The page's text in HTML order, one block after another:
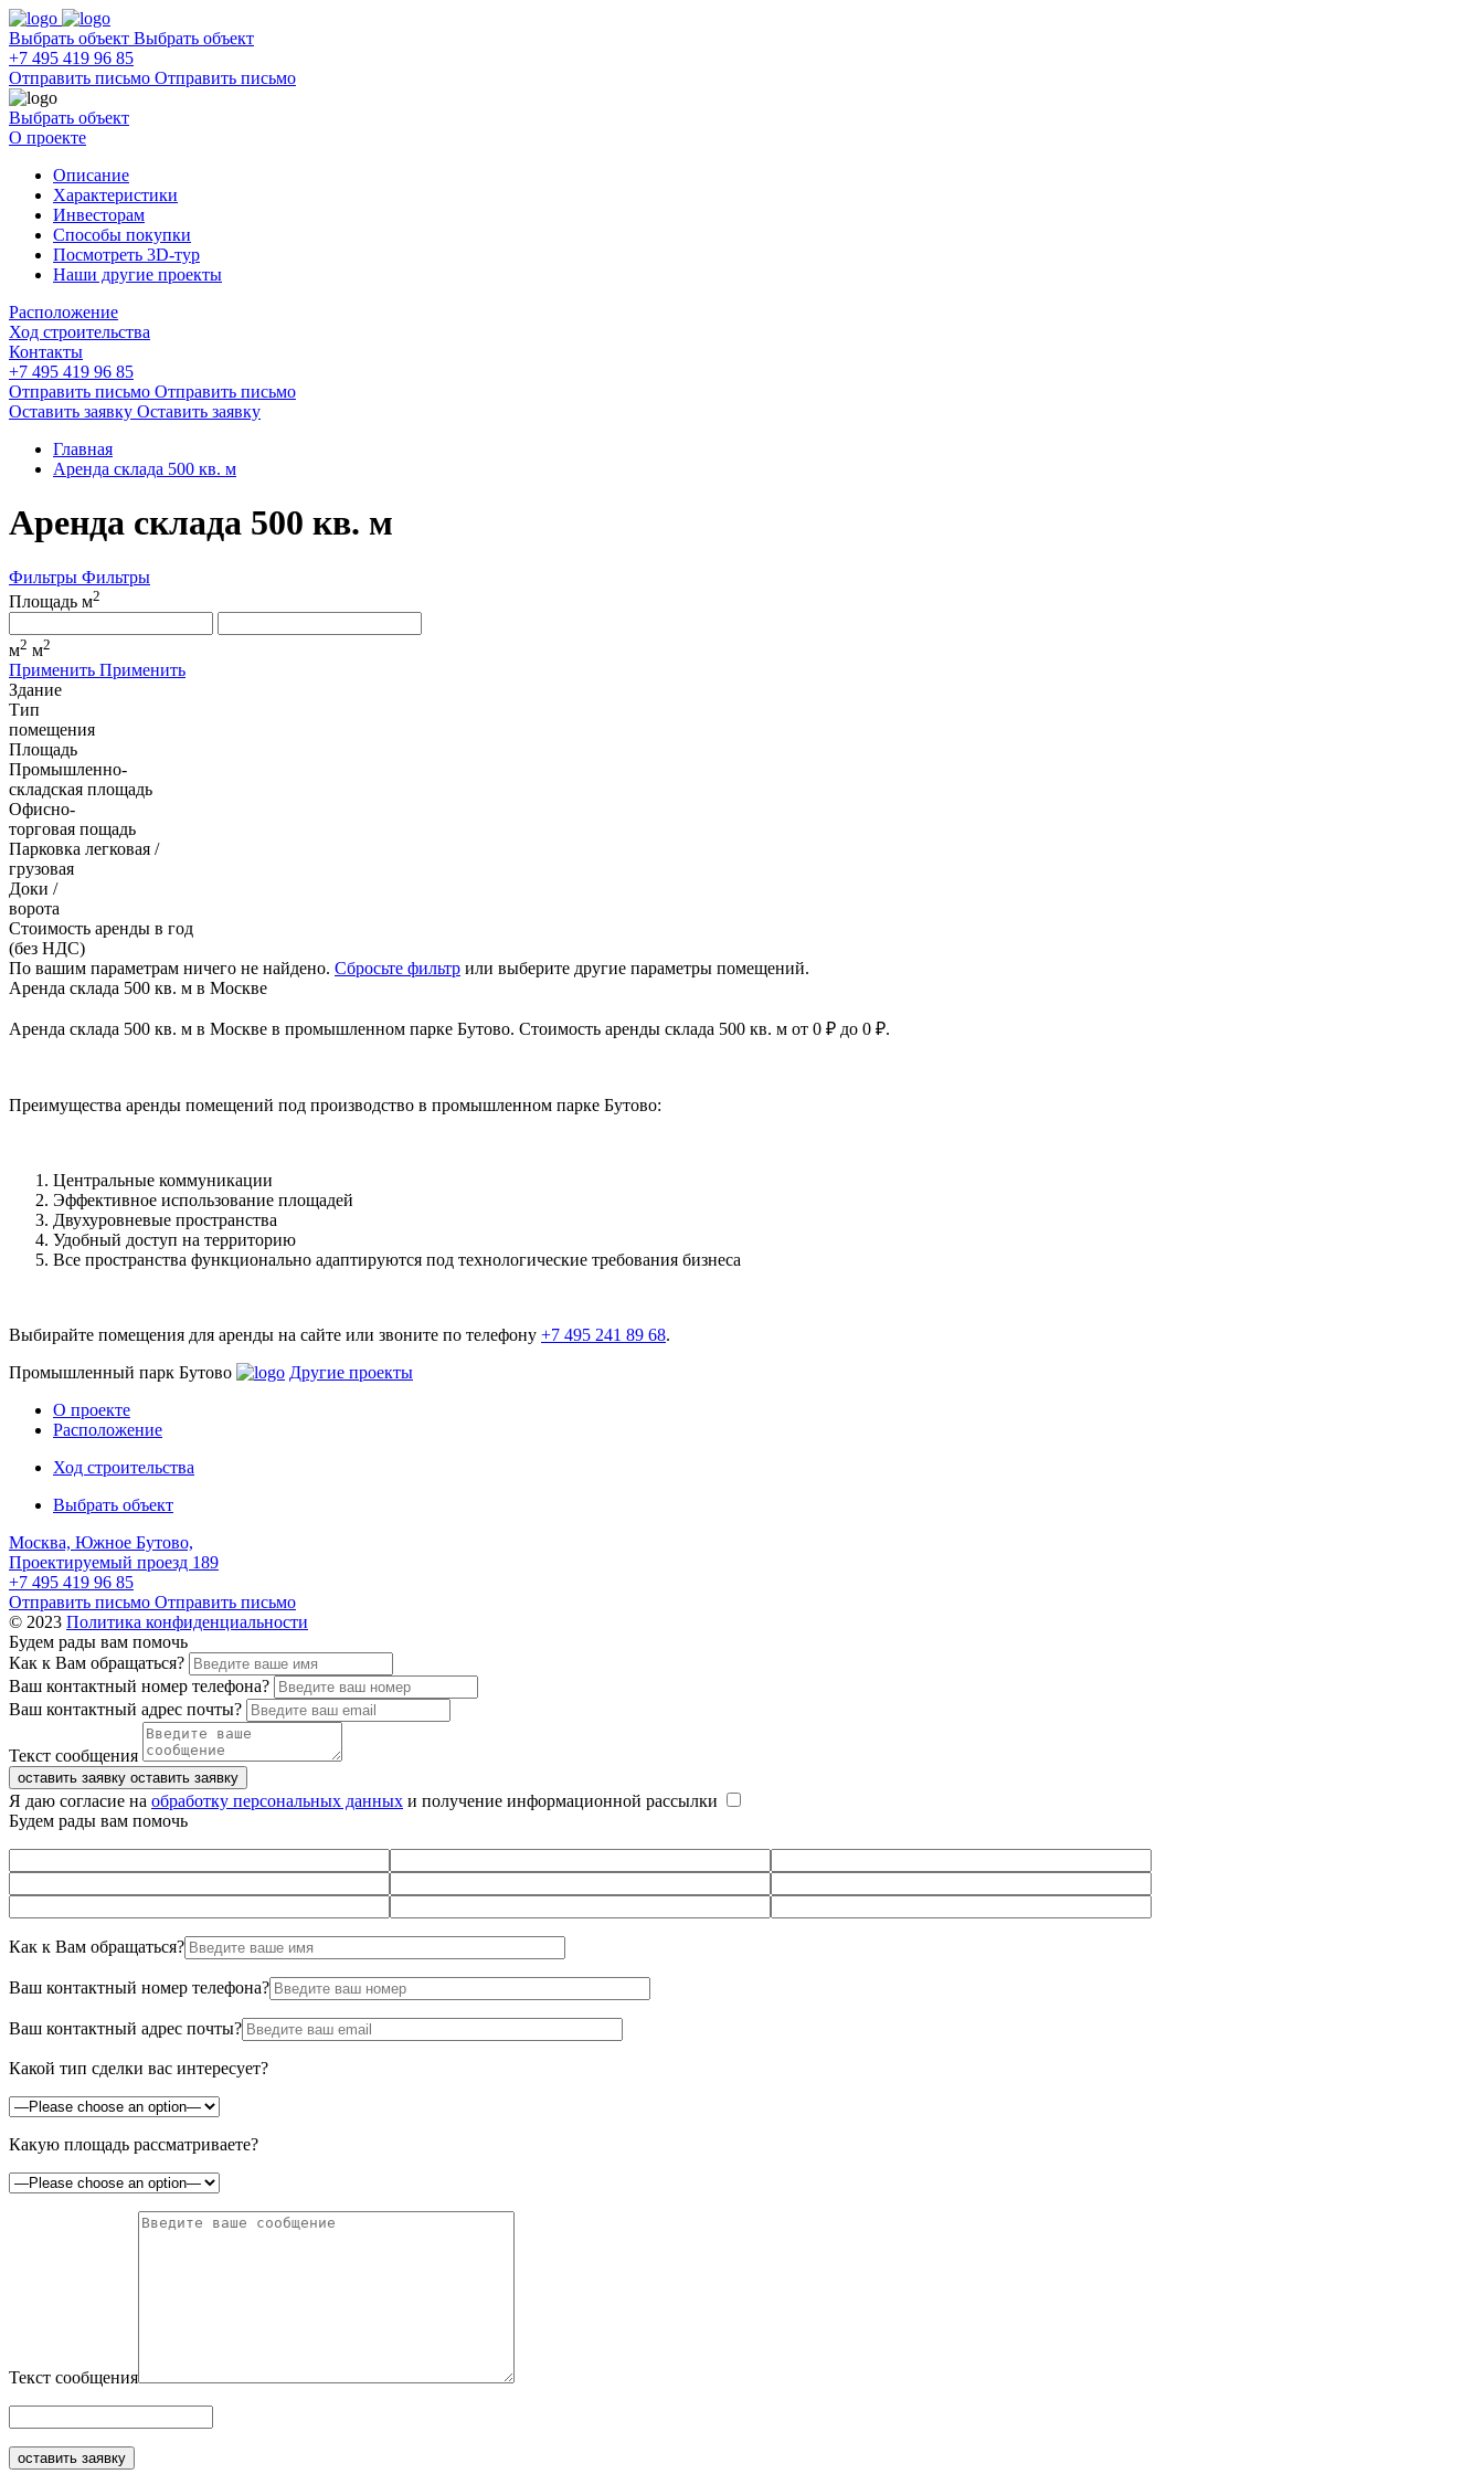
Выбрать объект Выбрать объект
+7 495 419 96 85
Отправить письмо Отправить письмо
Выбрать объект
О проекте
Описание
Характеристики
Инвесторам
Способы покупки
Посмотреть 3D-тур
Наши другие проекты
Расположение
Ход строительства
Контакты
+7 495 419 96 85
Отправить письмо Отправить письмо
Оставить заявку Оставить заявку
Главная
Аренда склада 500 кв. м
Аренда склада 500 кв. м
Фильтры Фильтры
Площадь м2
м2 м2
Применить Применить
Здание
Тип
помещения
Площадь
Промышленно-
складская площадь
Офисно-
торговая пощадь
Парковка легковая /
грузовая
Доки /
ворота
Стоимость аренды в год
(без НДС)
По вашим параметрам ничего не найдено. Сбросьте фильтр или выберите другие параметры помещений.
Аренда склада 500 кв. м в Москве
Аренда склада 500 кв. м в Москве в промышленном парке Бутово. Стоимость аренды склада 500 кв. м от 0 ₽ до 0 ₽.
Преимущества аренды помещений под производство в промышленном парке Бутово:
Центральные коммуникации
Эффективное использование площадей
Двухуровневые пространства
Удобный доступ на территорию
Все пространства функционально адаптируются под технологические требования бизнеса
Выбирайте помещения для аренды на сайте или звоните по телефону +7 495 241 89 68.
Промышленный парк Бутово
Другие проекты
О проекте
Расположение
Ход строительства
Выбрать объект
Москва, Южное Бутово,
Проектируемый проезд 189
+7 495 419 96 85
Отправить письмо Отправить письмо
© 2023 Политика конфиденциальности
Будем рады вам помочь
Как к Вам обращаться?
Ваш контактный номер телефона?
Ваш контактный адрес почты?
Текст сообщения
оставить заявку оставить заявку
Я даю согласие на обработку персональных данных и получение информационной рассылки
Будем рады вам помочь
Как к Вам обращаться?
Ваш контактный номер телефона?
Ваш контактный адрес почты?
Какой тип сделки вас интересует?
Какую площадь рассматриваете?
Текст сообщения